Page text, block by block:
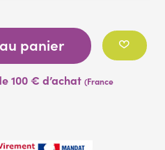
panier
100 € d’achat (France